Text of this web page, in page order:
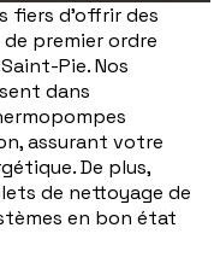
fiers d'offrir des
premier ordre
Pie. Nos
dans
assurant votre
De plus,
de nettoyage de
en bon état